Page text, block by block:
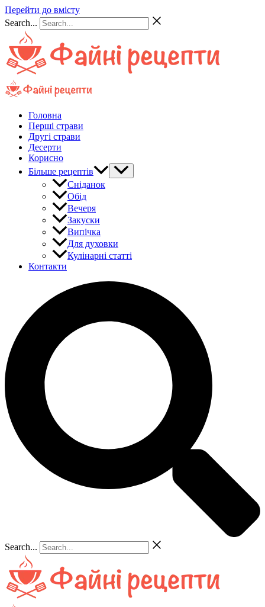
Перейти до вмісту
Search...
Головна
Перші страви
Другі страви
Десерти
Корисно
Більше рецептів
Сніданок
Обід
Вечеря
Закуски
Випічка
Для духовки
Кулінарні статті
Контакти
Search...